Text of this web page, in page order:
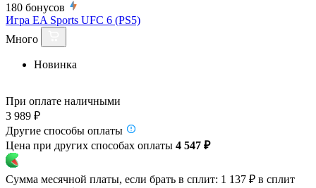
180 бонусов
Игра EA Sports UFC 6 (PS5)
Много
Новинка
При оплате наличными
3 989 ₽
Другие способы оплаты
Цена при других способах оплаты 4 547 ₽
Сумма месячной платы, если брать в сплит: 1 137 ₽ в сплит